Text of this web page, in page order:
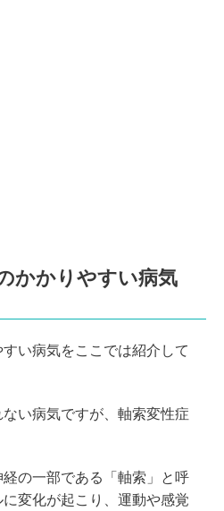
かかりやすい病気
い病気をここでは紹介して
い病気ですが、軸索変性症
の一部である「軸索」と呼
変化が起こり、運動や感覚